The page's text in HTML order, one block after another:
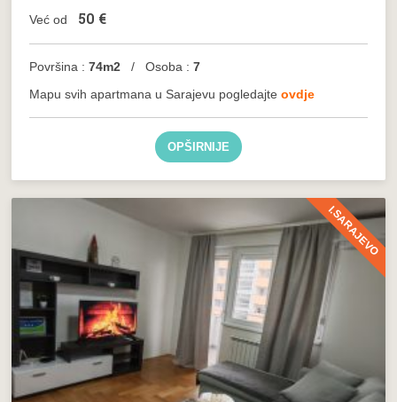
Već od 50 €
Površina : 74m2 / Osoba :7
Mapu svih apartmana u Sarajevu pogledajteovdje
OPŠIRNIJE
I.SARAJEVO